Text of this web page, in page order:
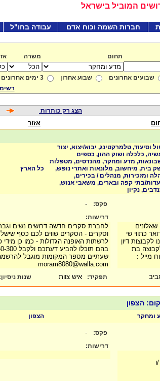
המוביל בישראל
חברות השמה וכוח אדם עבודה בחו"ל
תחום משרה
שבועים אחרונים שבוע אחרון 3 ימים אחרונים
הצג רק כותרות
אזור
וסיעוד, טלמרקטינג, יבוא/יצוא, יצור
כלכלה ושוק ההון, כספים
מדע ומחקר, מהנדסים, מטפלות
בית, מיחשוב, מלונאות ואתרי נופש,
ומזכירות, מנהלים / בכירים,
בתי קפה ובארים, משאבי אנוש,
נקיון
כל הארץ
פקס: -
כתווי שי
דיון
ולקבל 150-300 ש"ח לקבוצה בת
מייל :
דרישות:
לחברת סקרים חדשה דרושים נשים
וסקרים - הסקרים שווים לכם כסף
לרשתות האופנה הגדולות - כמו כן מידי
שעתיים מספר המקומות מוגבל
moram8080@walla.com
תפקיד: איש צוות שנות ניסיון:
הצפון
ומחקר הצפון
פקס: -
דרישות: